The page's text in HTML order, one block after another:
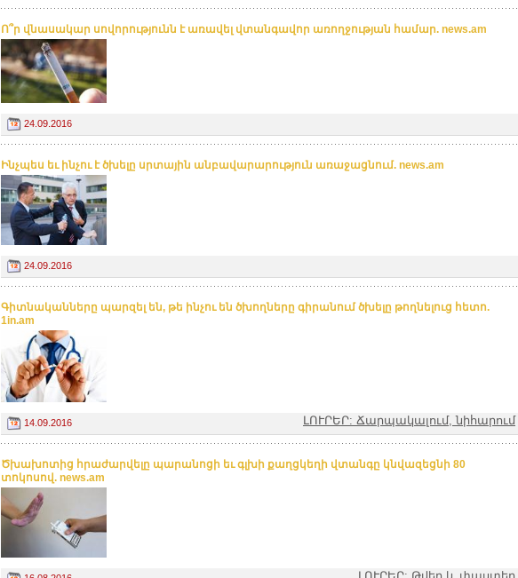
Ո՞ր վնասակար սովորությունն է առավել վտանգավոր առողջության համար. news.am
24.09.2016
Ինչպես եւ ինչու է ծխելը սրտային անբավարարություն առաջացնում. news.am
24.09.2016
Գիտնականները պարզել են, թե ինչու են ծխողները գիրանում ծխելը թողնելուց հետո.
1in.am
14.09.2016 ԼՈՒՐԵՐ: Ճարպակալում, նիհարում
Ծխախոտից հրաժարվելը պարանոցի եւ գլխի քաղցկեղի վտանգը կնվազեցնի 80
տոկոսով. news.am